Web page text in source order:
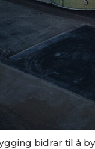
bidrar til å